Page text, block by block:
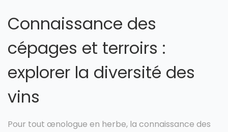
Connaissance des
cépages et terroirs :
explorer la diversité des
vins
Pour tout œnologue en herbe, la connaissance des